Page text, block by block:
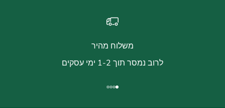
משלוח מהיר
לרוב נמסר תוך 1-2 ימי עסקים
עבור לפריט 1
עבור לפריט 2
עבור לפריט 3
עבור לפריט 4